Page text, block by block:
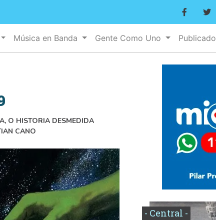
Música en Banda Gente Como Uno Publicado
O HISTORIA DESMEDIDA
CANO
- Central -